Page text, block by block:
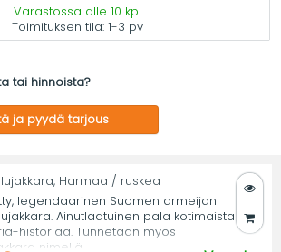
Varastossa alle 10 kpl
Toimituksen tila:1-3 pv
tai hinnoista?
ja pyydä tarjous
Harmaa / ruskea
legendaarinen Suomen armeijan
Ainutlaatuinen pala kotimaista
historiaa. Tunnetaan myös
nimellä.